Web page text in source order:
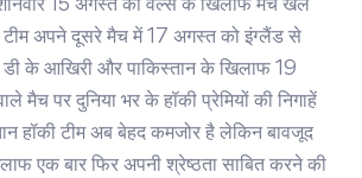
15 अगस्त को वेल्स के खिलाफ मैच खेल
टीम अपने दूसरे मैच में 17 अगस्त को इंग्लैंड से
के आखिरी और पाकिस्तान के खिलाफ 19
मैच पर दुनिया भर के हॉकी प्रेमियों की निगाहें
हॉकी टीम अब बेहद कमजोर है लेकिन बावजूद
एक बार फिर अपनी श्रेष्ठता साबित करने की